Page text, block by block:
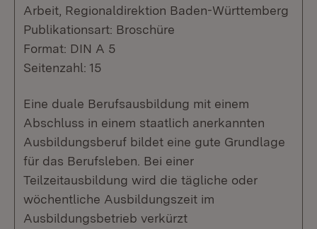
Arbeit, Regionaldirektion Baden-Württemberg
Publikationsart: Broschüre
Format: DIN A 5
Seitenzahl: 15
Eine duale Berufsausbildung mit einem
Abschluss in einem staatlich anerkannten
Ausbildungsberuf bildet eine gute Grundlage
für das Berufsleben. Bei einer
Teilzeitausbildung wird die tägliche oder
wöchentliche Ausbildungszeit im
Ausbildungsbetrieb verkürzt